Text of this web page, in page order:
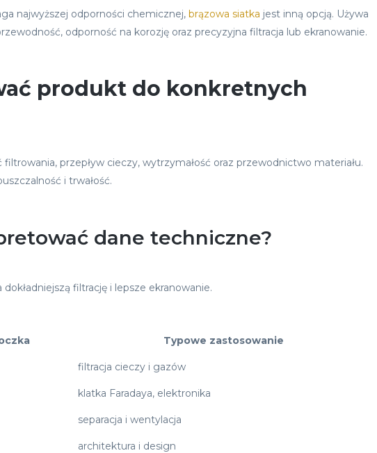
najwyższej odporności chemicznej, brązowa siatka jest inną opcją. Używa
odporność na korozję oraz precyzyjna filtracja lub ekranowanie.
produkt do konkretnych
przepływ cieczy, wytrzymałość oraz przewodnictwo materiału.
i trwałość.
dane techniczne?
filtrację i lepsze ekranowanie.
Typowe zastosowanie
filtracja cieczy i gazów
klatka Faradaya, elektronika
separacja i wentylacja
architektura i design